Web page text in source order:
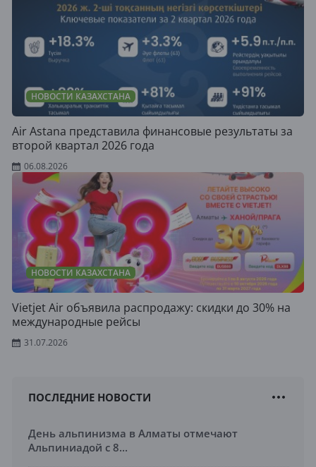
НОВОСТИ КАЗАХСТАНА
Air Astana представила финансовые результаты за
второй квартал 2026 года
06.08.2026
НОВОСТИ КАЗАХСТАНА
Vietjet Air объявила распродажу: скидки до 30% на
международные рейсы
31.07.2026
ПОСЛЕДНИЕ НОВОСТИ
День альпинизма в Алматы отмечают
Альпиниадой с 8...